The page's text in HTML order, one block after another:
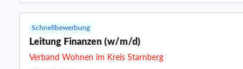
Schnellbewerbung
Leitung Finanzen (w/m/d)
Verband Wohnen im Kreis Starnberg